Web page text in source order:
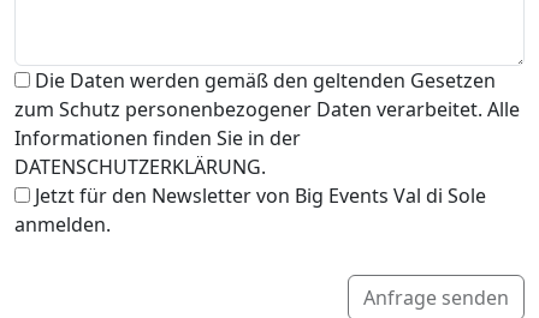
Die Daten werden gemäß den geltenden Gesetzen
zum Schutz personenbezogener Daten verarbeitet. Alle
Informationen finden Sie in der
DATENSCHUTZERKLÄRUNG.
Jetzt für den Newsletter von Big Events Val di Sole
anmelden.
Anfrage senden